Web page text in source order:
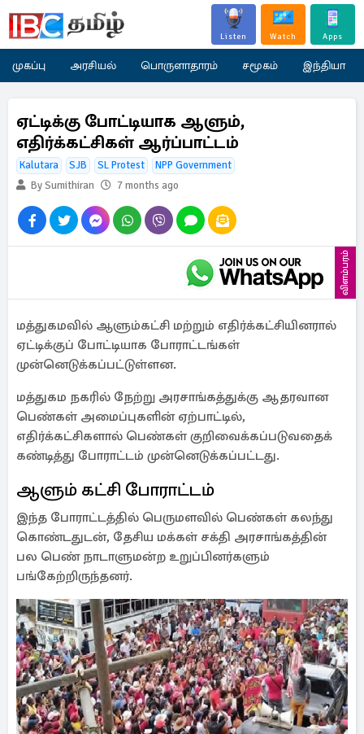
Listen Watch Apps
முகப்பு அரசியல் பொருளாதாரம் சமூகம் இந்தியா
ஏட்டிக்கு போட்டியாக ஆளும்,
எதிர்க்கட்சிகள் ஆர்ப்பாட்டம்
Kalutara SJB SL Protest
NPP Government
By Sumithiran
7 months ago
விளம்பரம்
மத்துகமவில் ஆளும்கட்சி மற்றும் எதிர்க்கட்சியினரால்
ஏட்டிக்குப் போட்டியாக போராட்டங்கள்
முன்னெடுக்கப்பட்டுள்ளன.
மத்துகம நகரில் நேற்று அரசாங்கத்துக்கு ஆதரவான
பெண்கள் அமைப்புகளின் ஏற்பாட்டில்,
எதிர்க்கட்சிகளால் பெண்கள் குறிவைக்கப்படுவதைக்
கண்டித்து போராட்டம் முன்னெடுக்கப்பட்டது.
ஆளும் கட்சி போராட்டம்
இந்த போராட்டத்தில் பெருமளவில் பெண்கள் கலந்து
கொண்டதுடன், தேசிய மக்கள் சக்தி அரசாங்கத்தின்
பல பெண் நாடாளுமன்ற உறுப்பினர்களும்
பங்கேற்றிருந்தனர்.